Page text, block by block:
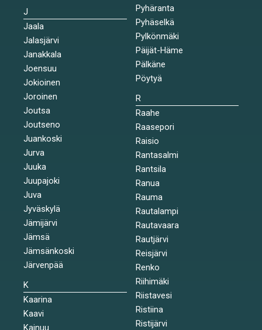
J
Jaala
Jalasjärvi
Janakkala
Joensuu
Jokioinen
Joroinen
Joutsa
Joutseno
Juankoski
Jurva
Juuka
Juupajoki
Juva
Jyväskylä
Jämijärvi
Jämsä
Jämsänkoski
Järvenpää
K
Kaarina
Kaavi
Kainuu
Pyhäranta
Pyhäselkä
Pylkönmäki
Päijät-Häme
Pälkäne
Pöytyä
R
Raahe
Raasepori
Raisio
Rantasalmi
Rantsila
Ranua
Rauma
Rautalampi
Rautavaara
Rautjärvi
Reisjärvi
Renko
Riihimäki
Riistavesi
Ristiina
Ristijärvi